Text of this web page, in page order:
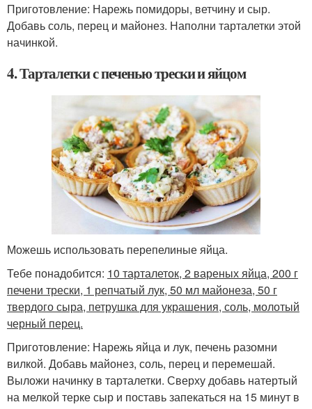
Приготовление: Нарежь помидоры, ветчину и сыр.
Добавь соль, перец и майонез. Наполни тарталетки этой
начинкой.
4. Тарталетки с печенью трески и яйцом
Можешь использовать перепелиные яйца.
Тебе понадобится: 10 тарталеток, 2 вареных яйца, 200 г
печени трески, 1 репчатый лук, 50 мл майонеза, 50 г
твердого сыра, петрушка для украшения, соль, молотый
черный перец.
Приготовление: Нарежь яйца и лук, печень разомни
вилкой. Добавь майонез, соль, перец и перемешай.
Выложи начинку в тарталетки. Сверху добавь натертый
на мелкой терке сыр и поставь запекаться на 15 минут в